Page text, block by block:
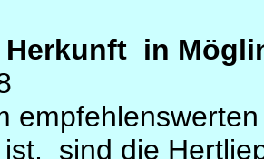
in
ist, sind die